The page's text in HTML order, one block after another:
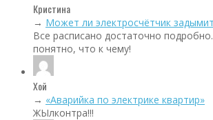
Кристина
→ Может ли электросчётчик
Все расписано достаточно
понятно, что к чему!
Хой
→ «Аварийка по электрике квартир»
ЖЫлконтра!!!